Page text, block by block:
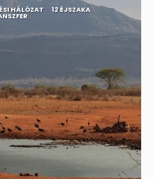
HÁLÓZAT 12 ÉJSZAKA